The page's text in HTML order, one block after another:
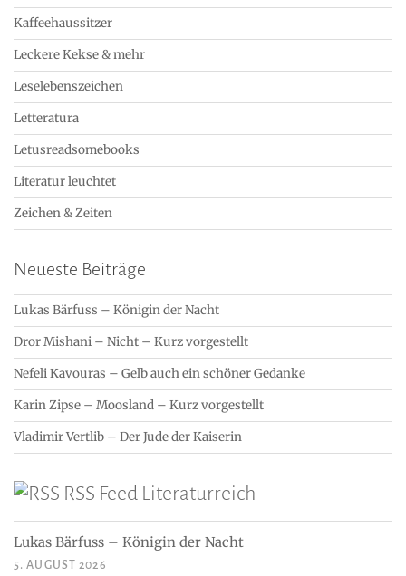
Kaffeehaussitzer
Leckere Kekse & mehr
Leselebenszeichen
Letteratura
Letusreadsomebooks
Literatur leuchtet
Zeichen & Zeiten
Neueste Beiträge
Lukas Bärfuss – Königin der Nacht
Dror Mishani – Nicht – Kurz vorgestellt
Nefeli Kavouras – Gelb auch ein schöner Gedanke
Karin Zipse – Moosland – Kurz vorgestellt
Vladimir Vertlib – Der Jude der Kaiserin
RSS Feed Literaturreich
Lukas Bärfuss – Königin der Nacht
5. AUGUST 2026